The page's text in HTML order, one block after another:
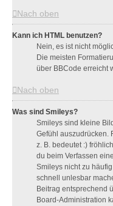
Nach oben
Kann ich HTML benutzen?
Nein, es ist nicht
Die meisten
über BBCode erreicht
Nach oben
Was sind Smileys?
Smileys sind kleine
Gefühl auszudrücken.
z. B. bedeutet :)
du beim Verfassen
Smileys nicht zu
schnell unlesbar
Beitrag entsprechend
Board-Administration